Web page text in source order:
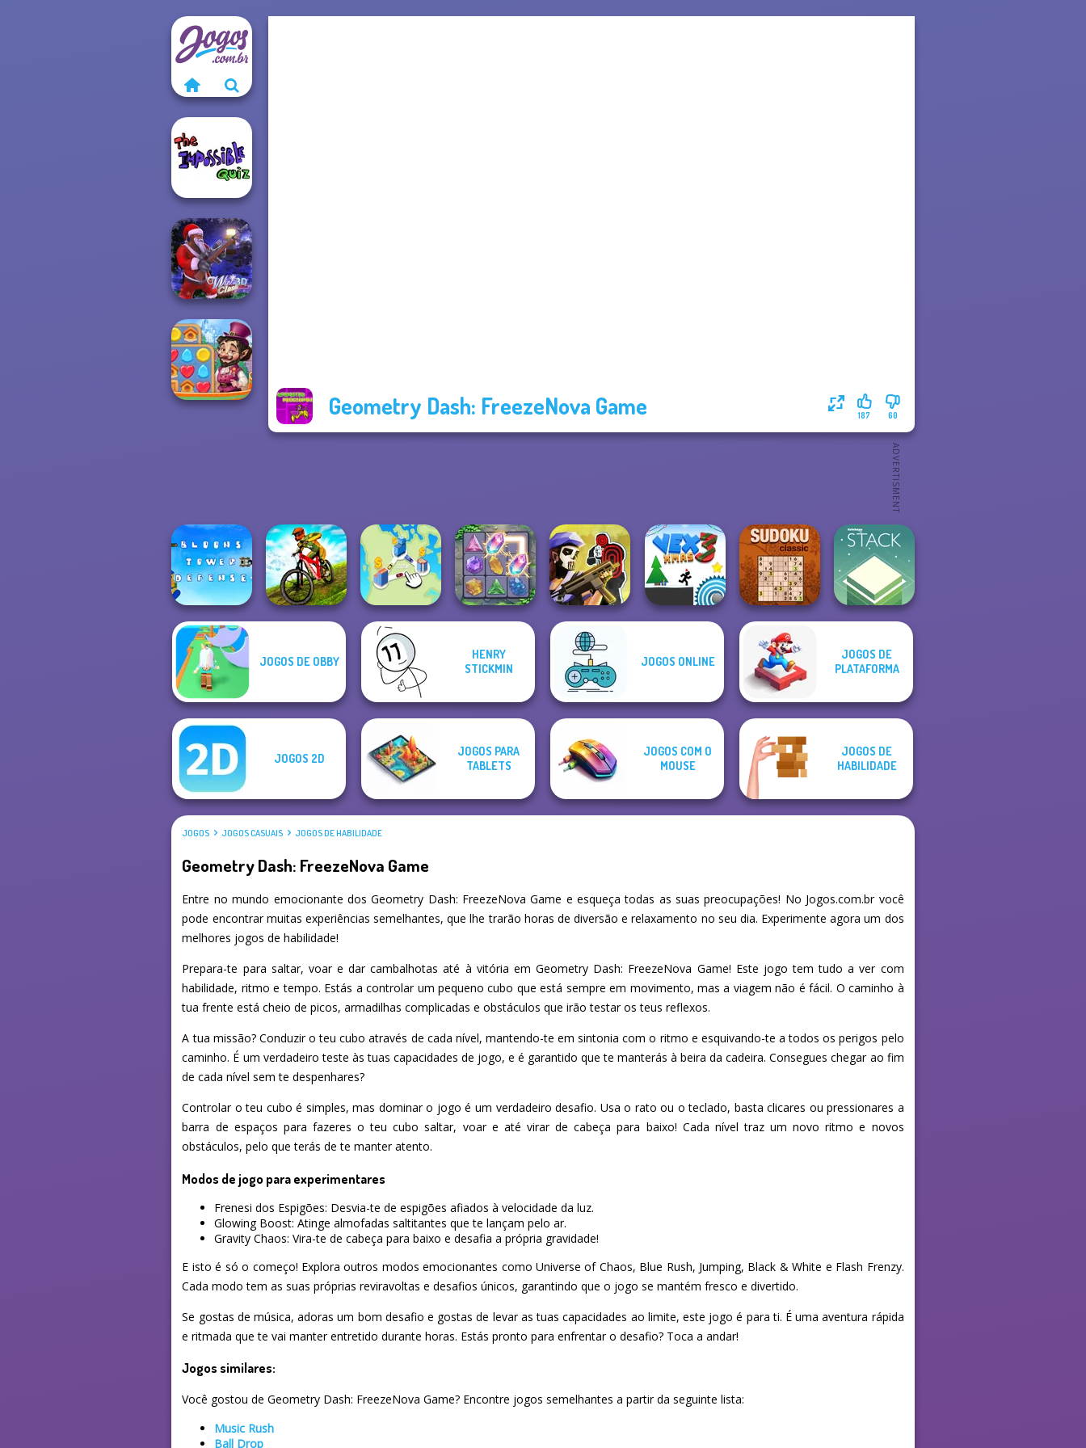
Geometry Dash: FreezeNova Game 60
187
The Impossible
Quiz Classic
Winter Clash 3D
Bloons Tower
Defense
MX Offroad
State Connect Crystal Connect
Tom Clancy's
Shootout
Sudoku Classic Stack
JOGOS DE OBBY
HENRY
STICKMIN
JOGOS ONLINE
JOGOS DE
PLATAFORMA
JOGOS 2D
JOGOS PARA
TABLETS
JOGOS COM O
MOUSE
JOGOS DE
HABILIDADE
JOGOS JOGOS CASUAIS JOGOS DE HABILIDADE
Geometry Dash: FreezeNova Game
Entre no mundo emocionante dos Geometry Dash: FreezeNova Game e esqueça todas as suas preocupações! No Jogos.com.br você
pode encontrar muitas experiências semelhantes, que lhe trarão horas de diversão e relaxamento no seu dia. Experimente agora um dos
melhores jogos de habilidade!
Prepara-te para saltar, voar e dar cambalhotas até à vitória em Geometry Dash: FreezeNova Game! Este jogo tem tudo a ver com
habilidade, ritmo e tempo. Estás a controlar um pequeno cubo que está sempre em movimento, mas a viagem não é fácil. O caminho à
tua frente está cheio de picos, armadilhas complicadas e obstáculos que irão testar os teus reflexos.
A tua missão? Conduzir o teu cubo através de cada nível, mantendo-te em sintonia com o ritmo e esquivando-te a todos os perigos pelo
caminho. É um verdadeiro teste às tuas capacidades de jogo, e é garantido que te manterás à beira da cadeira. Consegues chegar ao fim
de cada nível sem te despenhares?
Controlar o teu cubo é simples, mas dominar o jogo é um verdadeiro desafio. Usa o rato ou o teclado, basta clicares ou pressionares a
barra de espaços para fazeres o teu cubo saltar, voar e até virar de cabeça para baixo! Cada nível traz um novo ritmo e novos
obstáculos, pelo que terás de te manter atento.
Modos de jogo para experimentares
Frenesi dos Espigões: Desvia-te de espigões afiados à velocidade da luz.
Glowing Boost: Atinge almofadas saltitantes que te lançam pelo ar.
Gravity Chaos: Vira-te de cabeça para baixo e desafia a própria gravidade!
E isto é só o começo! Explora outros modos emocionantes como Universe of Chaos, Blue Rush, Jumping, Black & White e Flash Frenzy.
Cada modo tem as suas próprias reviravoltas e desafios únicos, garantindo que o jogo se mantém fresco e divertido.
Se gostas de música, adoras um bom desafio e gostas de levar as tuas capacidades ao limite, este jogo é para ti. É uma aventura rápida
e ritmada que te vai manter entretido durante horas. Estás pronto para enfrentar o desafio? Toca a andar!
Jogos similares:
Você gostou de Geometry Dash: FreezeNova Game? Encontre jogos semelhantes a partir da seguinte lista:
Music Rush
Ball Drop